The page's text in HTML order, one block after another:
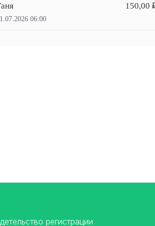
150,00
06:00
регистрации